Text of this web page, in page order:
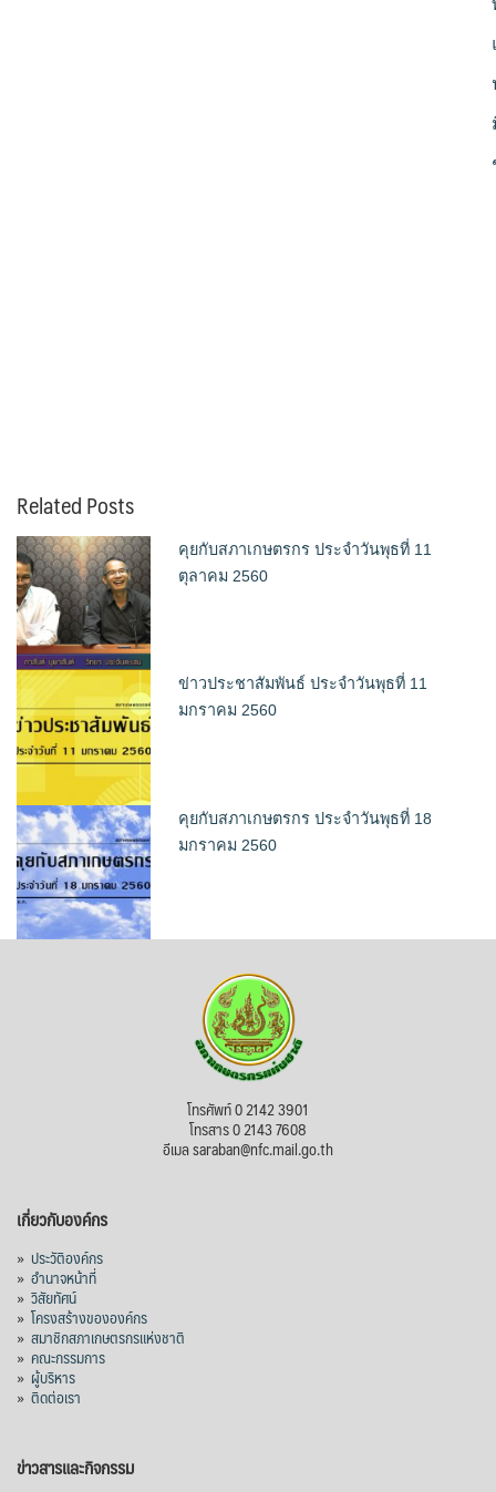
Related Posts
คุยกับสภาเกษตรกร ประจำวันพุธที่ 11
ตุลาคม 2560
ข่าวประชาสัมพันธ์ ประจำวันพุธที่ 11
มกราคม 2560
คุยกับสภาเกษตรกร ประจำวันพุธที่ 18
มกราคม 2560
โทรศัพท์ 0 2142 3901
โทรสาร 0 2143 7608
อีเมล saraban@nfc.mail.go.th
เกี่ยวกับองค์กร
» ประวัติองค์กร
» อำนาจหน้าที่
» วิสัยทัศน์
» โครงสร้างขององค์กร
» สมาชิกสภาเกษตรกรแห่งชาติ
» คณะกรรมการ
» ผู้บริหาร
» ติดต่อเรา
ข่าวสารและกิจกรรม